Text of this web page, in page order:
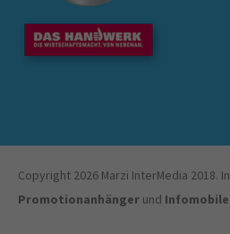
Copyright 2026 Marzi InterMedia 2018.
Promotionanhänger und Infomobile